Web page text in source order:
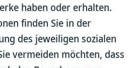
haben oder erhalten.
finden Sie in der
des jeweiligen sozialen
vermeiden möchten, dass